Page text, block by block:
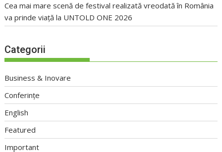
Cea mai mare scenă de festival realizată vreodată în România
va prinde viață la UNTOLD ONE 2026
Categorii
Business & Inovare
Conferințe
English
Featured
Important